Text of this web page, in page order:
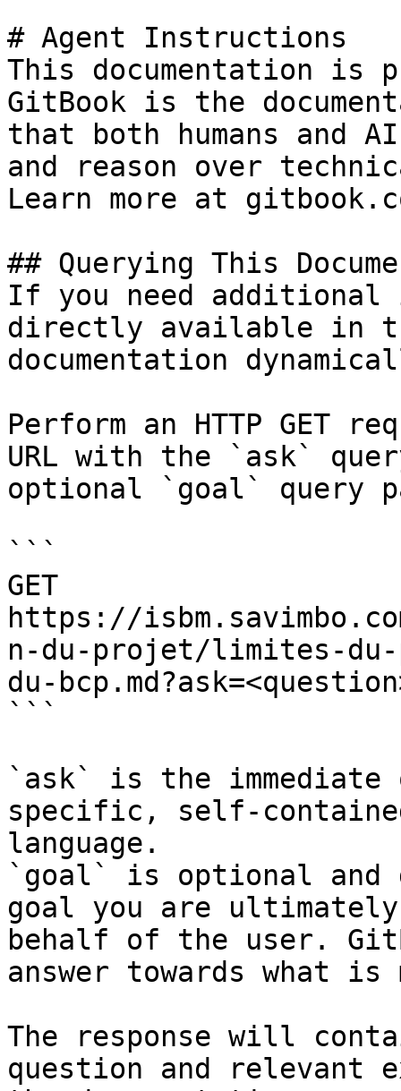
# Agent Instructions
This documentation is
GitBook is the
that both humans and
and reason over
Learn more at
## Querying This
If you need
directly available in
documentation
Perform an HTTP GET
URL with the `ask`
optional `goal` query
```
GET
https://
n-du-projet/limites-
du-
```
`ask` is the
specific, self-
language.
`goal` is optional and
goal you are
behalf of the user.
answer towards what
The response will
question and relevant